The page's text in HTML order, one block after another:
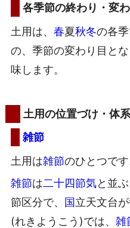
各季節の終わり・変
土用は、 春夏秋冬の各
の、季節の変わり目と
味します。
土用の位置づけ・体系
雑節
土用は雑節のひとつです
雑節は二十四節気と並
節区分で、 国立天文台
(れきようこう)では、 雑